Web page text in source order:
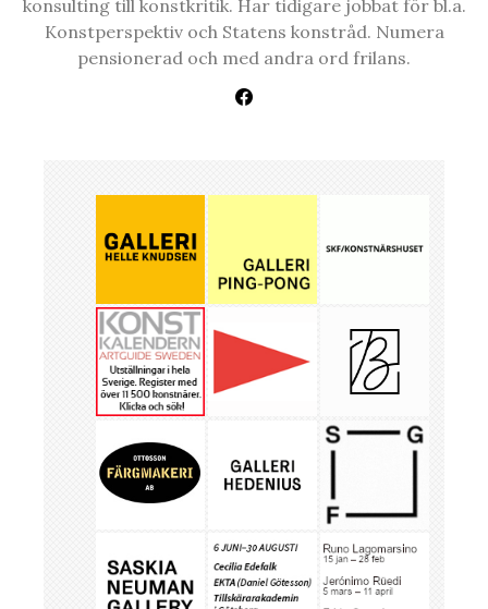
konsulting till konstkritik. Har tidigare jobbat för bl.a.
Konstperspektiv och Statens konstråd. Numera
pensionerad och med andra ord frilans.